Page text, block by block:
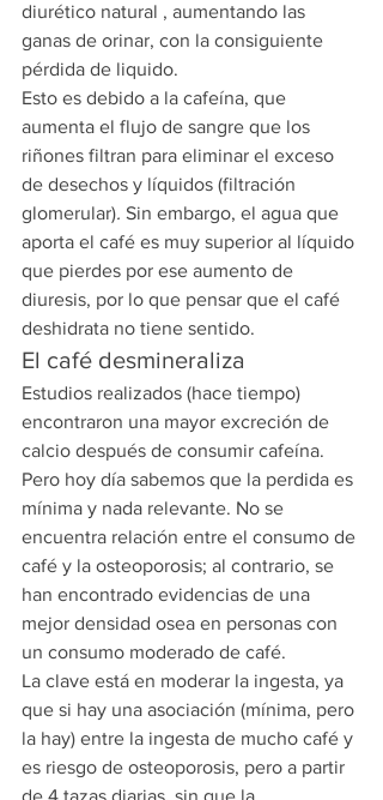
diurético natural , aumentando las
ganas de orinar, con la consiguiente
pérdida de liquido.
Esto es debido a la cafeína, que
aumenta el flujo de sangre que los
riñones filtran para eliminar el exceso
de desechos y líquidos (filtración
glomerular). Sin embargo, el agua que
aporta el café es muy superior al líquido
que pierdes por ese aumento de
diuresis, por lo que pensar que el café
deshidrata no tiene sentido.
El café desmineraliza
Estudios realizados (hace tiempo)
encontraron una mayor excreción de
calcio después de consumir cafeína.
Pero hoy día sabemos que la perdida es
mínima y nada relevante. No se
encuentra relación entre el consumo de
café y la osteoporosis; al contrario, se
han encontrado evidencias de una
mejor densidad osea en personas con
un consumo moderado de café.
La clave está en moderar la ingesta, ya
que si hay una asociación (mínima, pero
la hay) entre la ingesta de mucho café y
es riesgo de osteoporosis, pero a partir